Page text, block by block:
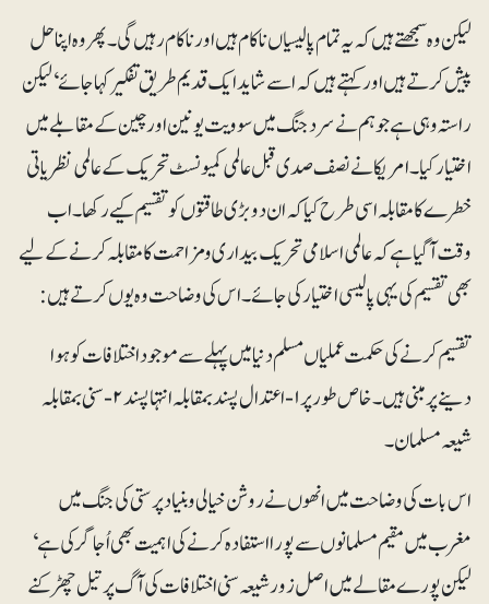
لیکن وہ سمجھتے ہیں کہ یہ تمام پالیسیاں ناکام ہیں اور ناکام رہیں گی۔ پھر وہ اپنا حل
پیش کرتے ہیں اور کہتے ہیں کہ اسے شاید ایک قدیم طریق تفکیرکہا جائے‘ لیکن
راستہ وہی ہے جو ہم نے سردجنگ میں سوویت یونین اور چین کے مقابلے میں
اختیار کیا۔ امریکا نے نصف صدی قبل عالمی کمیونسٹ تحریک کے عالمی نظریاتی
خطرے کا مقابلہ اسی طرح کیا کہ ان دو بڑی طاقتوں کو تقسیم کیے رکھا۔ اب
وقت آگیا ہے کہ عالمی اسلامی تحریک بیداری و مزاحمت کا مقابلہ کرنے کے لیے
بھی تقسیم کی یہی پالیسی اختیار کی جائے۔ اس کی وضاحت وہ یوں کرتے ہیں:
تقسیم کرنے کی حکمت عملیاں مسلم دنیا میں پہلے سے موجود اختلافات کو ہوا
دینے پر مبنی ہیں۔ خاص طور پر ۱-اعتدال پسند بمقابلہ انتہا پسند ۲-سنی بمقابلہ
شیعہ مسلمان۔
اس بات کی وضاحت میں انھوں نے روشن خیالی و بنیاد پرستی کی جنگ میں
مغرب میں مقیم مسلمانوں سے پورا استفادہ کرنے کی اہمیت بھی اُجاگر کی ہے‘
لیکن پورے مقالے میں اصل زور شیعہ سنی اختلافات کی آگ پر تیل چھڑکنے